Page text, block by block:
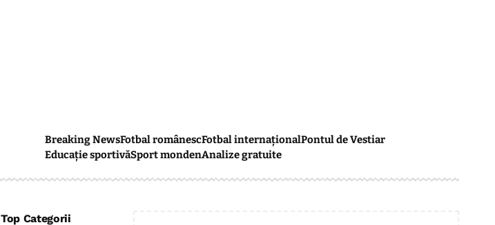
Breaking NewsFotbal românescFotbal internaționalPontul de Vestiar
Educație sportivăSport mondenAnalize gratuite
Top Categorii